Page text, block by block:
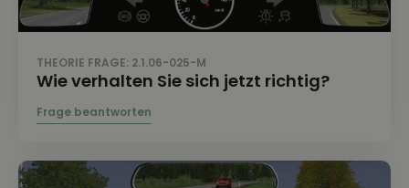
THEORIE FRAGE: 2.1.06-025-M
Wie verhalten Sie sich jetzt richtig?